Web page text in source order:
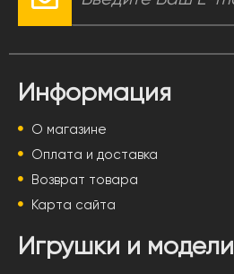
Информация
О магазине
Оплата и доставка
Возврат товара
Карта сайта
Игрушки и модели